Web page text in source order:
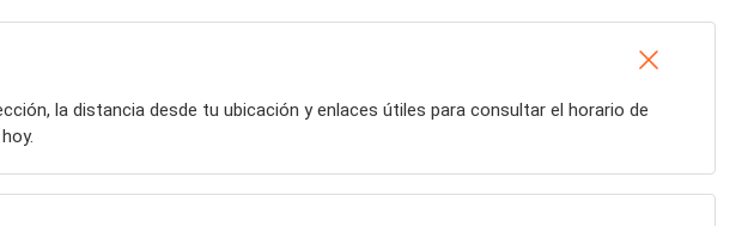
la distancia desde tu ubicación y enlaces útiles para consultar el horario de